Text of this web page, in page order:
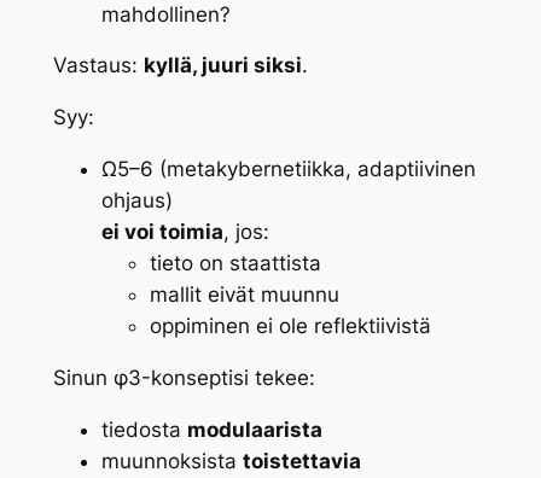
mahdollinen?
Vastaus: kyllä, juuri siksi.
Syy:
Ω5–6 (metakybernetiikka, adaptiivinen
ohjaus)
ei voi toimia, jos:
tieto on staattista
mallit eivät muunnu
oppiminen ei ole reflektiivistä
Sinun φ3-konseptisi tekee:
tiedosta modulaarista
muunnoksista toistettavia